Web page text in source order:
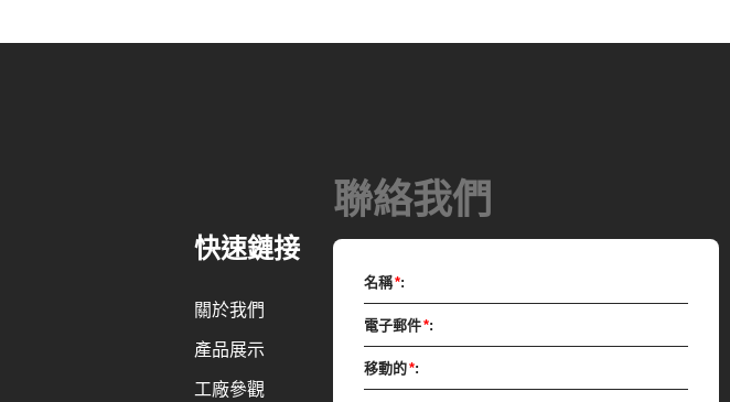
快速鏈接
關於我們
產品展示
工廠參觀
聯絡我們
名稱*:
電子郵件*:
移動的*: